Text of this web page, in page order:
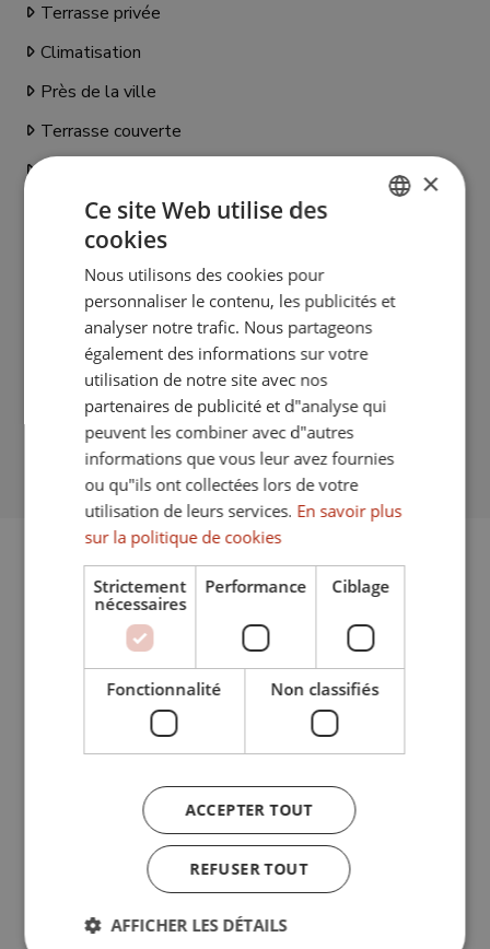
Terrasse privée
Climatisation
Près de la ville
Terrasse couverte
Cuisine entièrement adaptée
Placards
Bon état
Plancher en marbre
Service de sécurité 24h
Proche de la mer/plage
Vue panoramique
Laura Garcia
+34 956 796 626
×
Ce site Web utilise des
cookies
Nous utilisons des cookies pour
personnaliser le contenu, les publicités et
analyser notre trafic. Nous partageons
également des informations sur votre
utilisation de notre site avec nos
partenaires de publicité et d"analyse qui
peuvent les combiner avec d"autres
informations que vous leur avez fournies
ou qu"ils ont collectées lors de votre
utilisation de leurs services. En savoir plus
sur la politique de cookies
Strictement
nécessaires
Performance Ciblage
Fonctionnalité Non classifiés
ACCEPTER TOUT
REFUSER TOUT
AFFICHER LES DÉTAILS